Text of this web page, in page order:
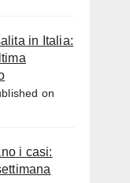
in Italia:
on
i casi: